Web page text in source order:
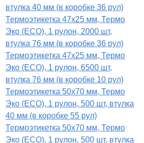
втулка 40 мм (в коробке 36 рул)
Термоэтикетка 47х25 мм, Термо
Эко (ECO), 1 рулон, 2000 шт,
втулка 76 мм (в коробке 36 рул)
Термоэтикетка 47х25 мм, Термо
Эко (ECO), 1 рулон, 6500 шт,
втулка 76 мм (в коробке 10 рул)
Термоэтикетка 50х70 мм, Термо
Эко (ECO), 1 рулон, 500 шт, втулка
40 мм (в коробке 55 рул)
Термоэтикетка 50х70 мм, Термо
Эко (ECO), 1 рулон, 500 шт, втулка